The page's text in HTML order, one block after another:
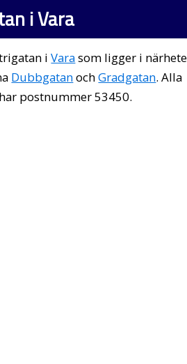
i Vara
iVarasom ligger i
DubbgatanochGradgatan. Alla
postnummer 53450.